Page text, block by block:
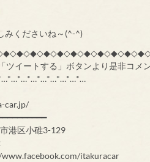
みくださいね～(^-^)
ツイートする」ボタンより是非コメ
car.jp/
港区小碓3-129
itakuracar